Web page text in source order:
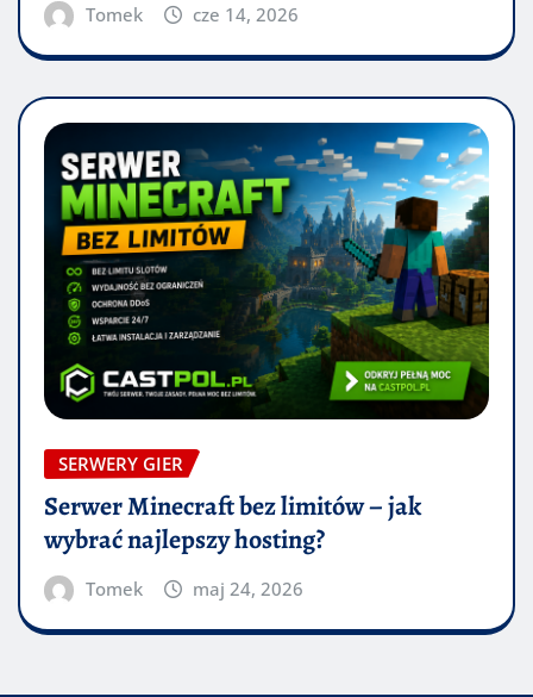
Tomek cze 14, 2026
SERWERY GIER
Serwer Minecraft bez limitów – jak
wybrać najlepszy hosting?
Tomek maj 24, 2026